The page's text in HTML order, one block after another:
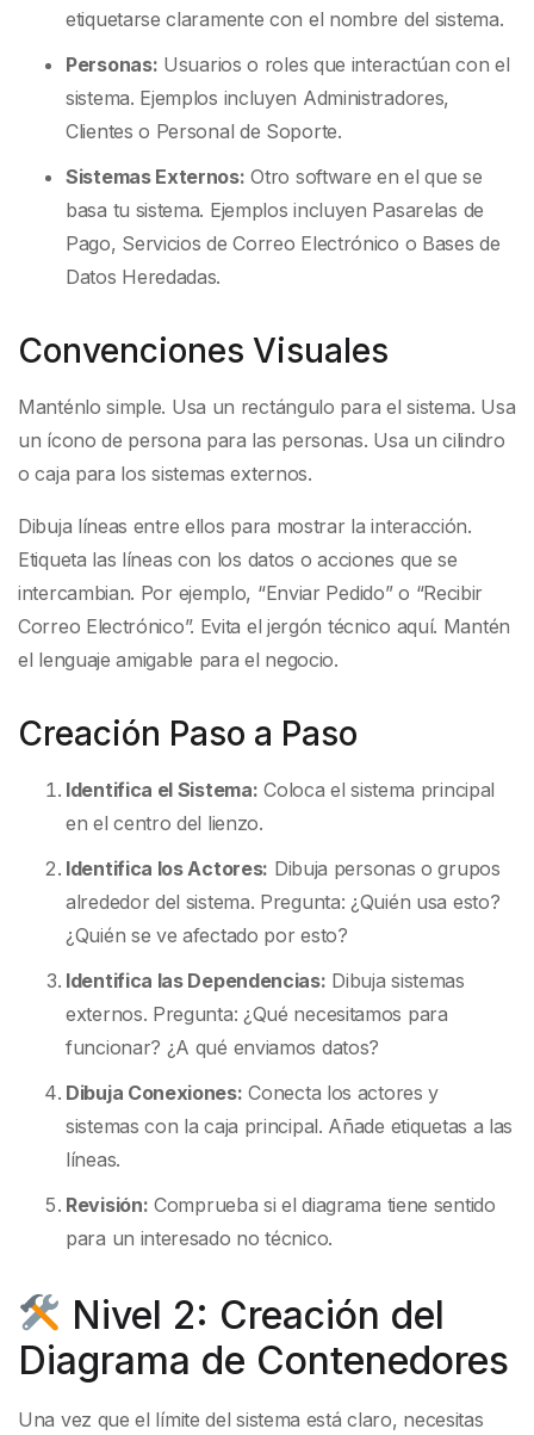
etiquetarse claramente con el nombre del sistema.
Personas: Usuarios o roles que interactúan con el
sistema. Ejemplos incluyen Administradores,
Clientes o Personal de Soporte.
Sistemas Externos: Otro software en el que se
basa tu sistema. Ejemplos incluyen Pasarelas de
Pago, Servicios de Correo Electrónico o Bases de
Datos Heredadas.
Convenciones Visuales
Manténlo simple. Usa un rectángulo para el sistema. Usa
un ícono de persona para las personas. Usa un cilindro
o caja para los sistemas externos.
Dibuja líneas entre ellos para mostrar la interacción.
Etiqueta las líneas con los datos o acciones que se
intercambian. Por ejemplo, “Enviar Pedido” o “Recibir
Correo Electrónico”. Evita el jergón técnico aquí. Mantén
el lenguaje amigable para el negocio.
Creación Paso a Paso
Identifica el Sistema: Coloca el sistema principal
en el centro del lienzo.
Identifica los Actores: Dibuja personas o grupos
alrededor del sistema. Pregunta: ¿Quién usa esto?
¿Quién se ve afectado por esto?
Identifica las Dependencias: Dibuja sistemas
externos. Pregunta: ¿Qué necesitamos para
funcionar? ¿A qué enviamos datos?
Dibuja Conexiones: Conecta los actores y
sistemas con la caja principal. Añade etiquetas a las
líneas.
Revisión: Comprueba si el diagrama tiene sentido
para un interesado no técnico.
Nivel 2: Creación del
Diagrama de Contenedores
Una vez que el límite del sistema está claro, necesitas